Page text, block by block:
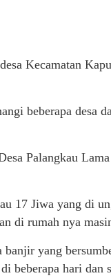
Kecamatan
beberapa desa
Palangkau
17 Jiwa yang di
di rumah nya
yang
beberapa hari dan